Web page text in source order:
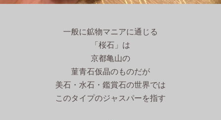
一般に鉱物マニアに通じる
「桜石」は
京都亀山の
菫青石仮晶のものだが
美石・水石・鑑賞石の世界では
このタイプのジャスパーを指す